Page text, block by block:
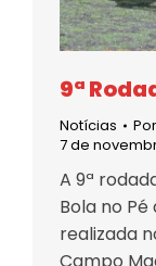
9ª
Notícias Por
7 de
A 9ª
Bola no
realizada